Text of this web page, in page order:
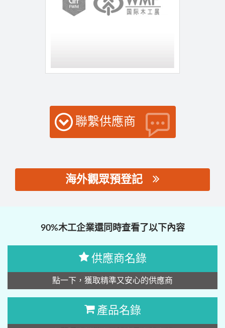
聯繫供應商
海外觀眾預登記
90%木工企業還同時查看了以下內容
供應商名錄
點一下，獲取精準又安心的供應商
產品名錄